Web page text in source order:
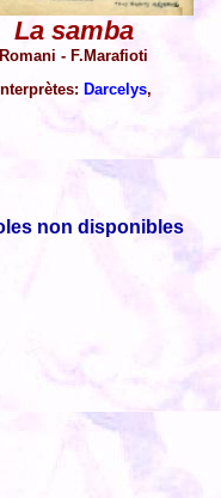
La samba
Romani - F.Marafioti
Interprètes: Darcelys,
non disponibles